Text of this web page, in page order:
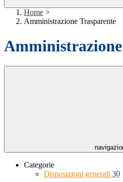
Home >
Amministrazione Trasparente
Categorie
Disposizioni generali 30